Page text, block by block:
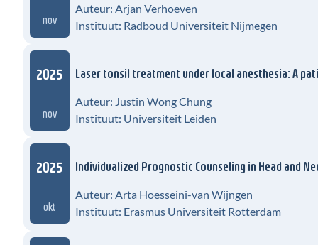
nov
Auteur: Arjan Verhoeven
Instituut: Radboud Universiteit Nijmegen
2025
nov
Laser tonsil treatment under local anesthesia: A
Auteur: Justin Wong Chung
Instituut: Universiteit Leiden
2025
okt
Individualized Prognostic Counseling in Head and
Auteur: Arta Hoesseini-van Wijngen
Instituut: Erasmus Universiteit Rotterdam